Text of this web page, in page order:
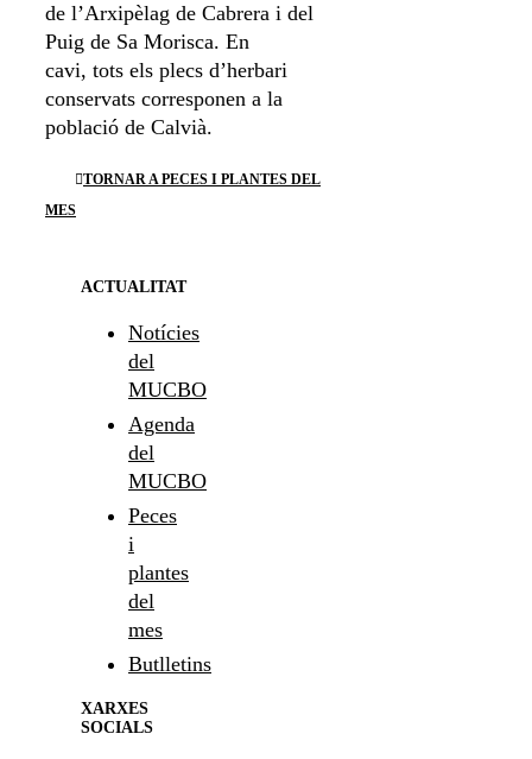
de l’Arxipèlag de Cabrera i del
Puig de Sa Morisca. En
cavi, tots els plecs d’herbari
conservats corresponen a la
població de Calvià.
TORNAR A PECES I PLANTES DEL
MES
ACTUALITAT
Notícies
del
MUCBO
Agenda
del
MUCBO
Peces
i
plantes
del
mes
Butlletins
XARXES
SOCIALS